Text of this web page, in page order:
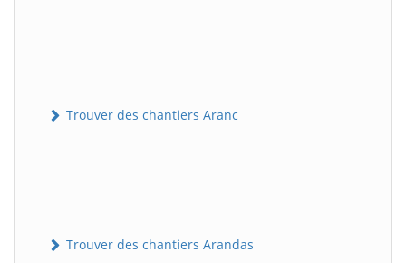
Trouver des chantiers Aranc
Trouver des chantiers Arandas